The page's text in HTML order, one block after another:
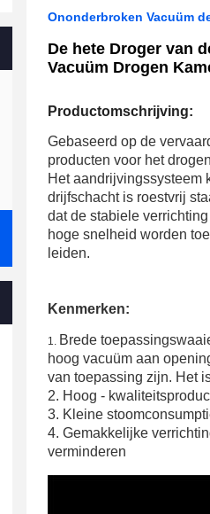
Ononderbroken Vacuüm
De hete Droger van
Vacuüm Drogen
Productomschrijving:
Gebaseerd op de
producten voor het
Het aandrijvingssysteem
drijfschacht is roestvrij
dat de stabiele
hoge snelheid worden
leiden.
Kenmerken:
1. Brede
hoog vacuüm aan
van toepassing zijn. Het
2. Hoog -
3. Kleine
4. Gemakkelijke
verminderen